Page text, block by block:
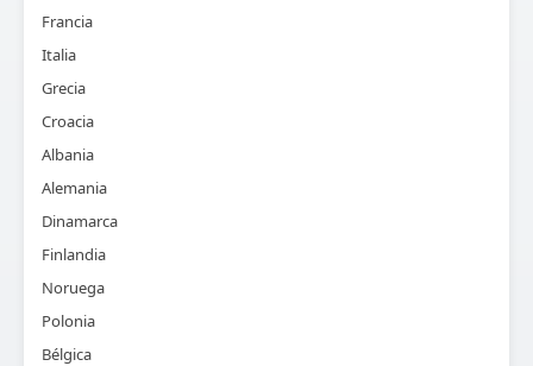
Francia
Italia
Grecia
Croacia
Albania
Alemania
Dinamarca
Finlandia
Noruega
Polonia
Bélgica